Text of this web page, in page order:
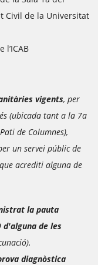
Civil de la Universitat
l’ICAB
vigents, per
(ubicada tant a la 7a
de Columnes),
un servei públic de
acrediti alguna de
la pauta
d'alguna de les
diagnòstica